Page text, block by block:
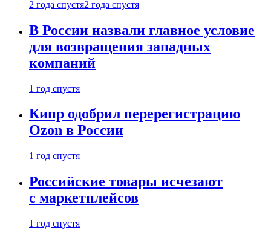
2 года спустя2 года спустя
В России назвали главное условие
для возвращения западных
компаний
1 год спустя
Кипр одобрил перерегистрацию
Ozon в России
1 год спустя
Российские товары исчезают
с маркетплейсов
1 год спустя